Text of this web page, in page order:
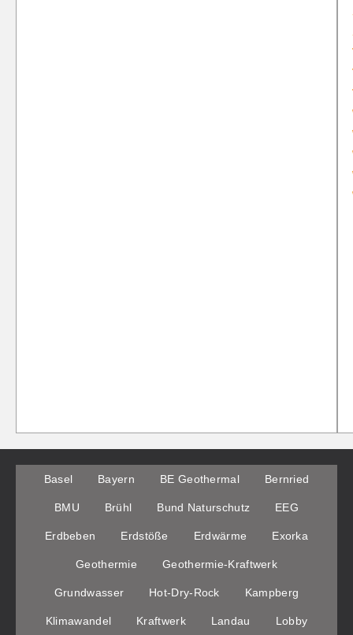
Basel Bayern BE Geothermal Bernried
BMU Brühl Bund Naturschutz EEG
Erdbeben Erdstöße Erdwärme Exorka
Geothermie Geothermie-Kraftwerk
Grundwasser Hot-Dry-Rock Kampberg
Klimawandel Kraftwerk Landau Lobby